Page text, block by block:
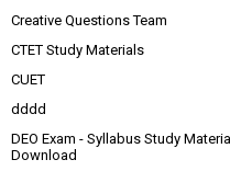
Creative Questions Team
CTET Study Materials
CUET
dddd
DEO Exam - Syllabus Study
Download